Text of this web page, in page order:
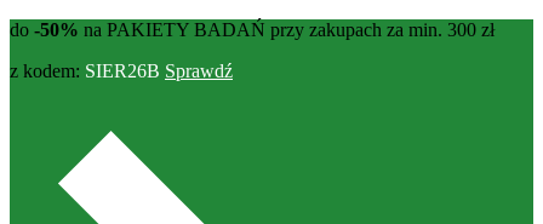
do -50% na PAKIETY BADAŃ przy zakupach za min. 300 zł
z kodem: SIER26B Sprawdź